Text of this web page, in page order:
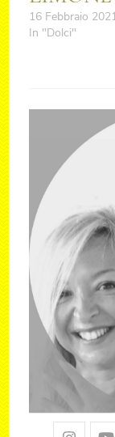
16 Febbraio
In "Dolci"